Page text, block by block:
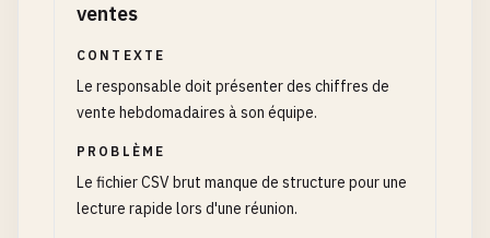
ventes
CONTEXTE
Le responsable doit présenter des chiffres de
vente hebdomadaires à son équipe.
PROBLÈME
Le fichier CSV brut manque de structure pour une
lecture rapide lors d'une réunion.